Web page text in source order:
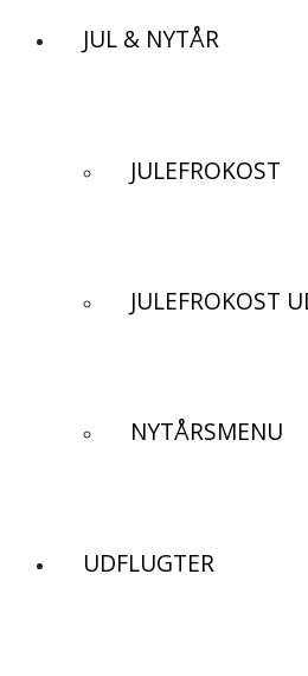
JUL & NYTÅR
JULEFROKOST
JULEFROKOST
NYTÅRSMENU
UDFLUGTER